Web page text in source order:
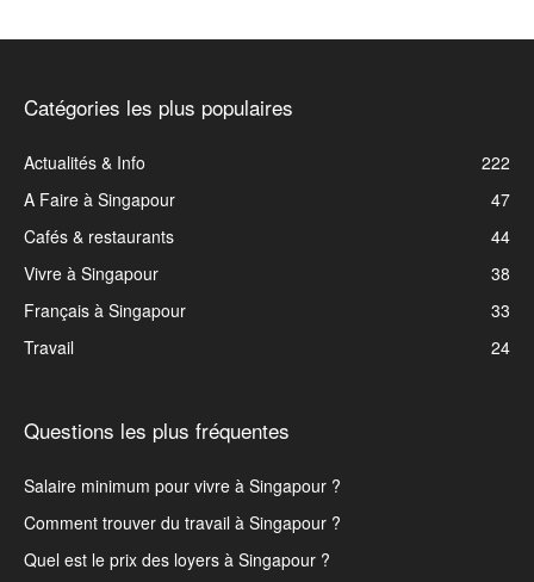
Catégories les plus populaires
Actualités & Info
222
A Faire à Singapour
47
Cafés & restaurants
44
Vivre à Singapour
38
Français à Singapour
33
Travail
24
Questions les plus fréquentes
Salaire minimum pour vivre à Singapour ?
Comment trouver du travail à Singapour ?
Quel est le prix des loyers à Singapour ?